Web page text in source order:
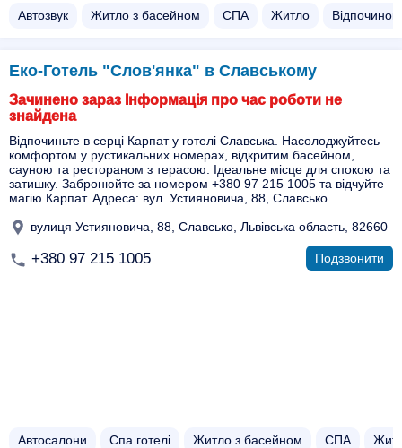
Автозвук Житло з басейном​ СПА Житло
Еко-Готель "Слов'янка" в Славському
Зачинено зараз Інформація про час роботи не
знайдена
Відпочиньте в серці Карпат у готелі Славська. Насолоджуйтесь
комфортом у рустикальних номерах, відкритим басейном,
сауною та рестораном з терасою. Ідеальне місце для спокою та
затишку. Забронюйте за номером +380 97 215 1005 та відчуйте
магію Карпат. Адреса: вул. Устияновича, 88, Славсько.
вулиця Устияновича, 88, Славсько, Львівська область, 82660
+380 97 215 1005 Подзвонити
Автосалони Спа готелі Житло з басейном​ СПА